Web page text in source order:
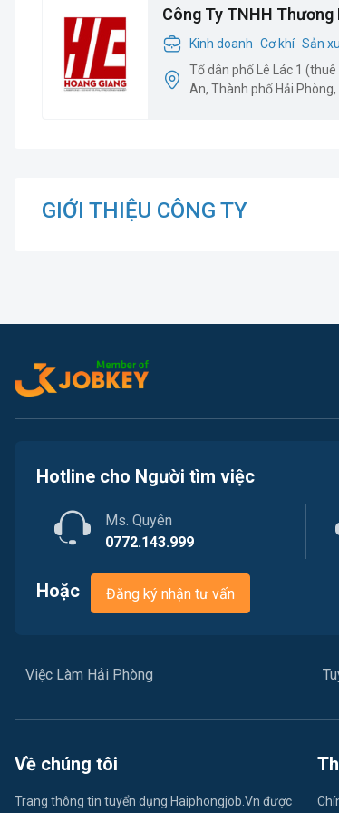
Công Ty TNHH
GiangKinh doanh Cơ khí Sản
Tổ dân phố Lê Lác 1
An, Thành phố Hải Phòng,
GIỚI THIỆU CÔNG TY
Hotline cho Người tìm việc
Ms. Quyên
0772.143.999
Hoặc Đăng ký nhận tư vấn
Việc Làm Hải Phòng
Về chúng tôi
Trang thông tin tuyển dụng Haiphongjob.Vn được